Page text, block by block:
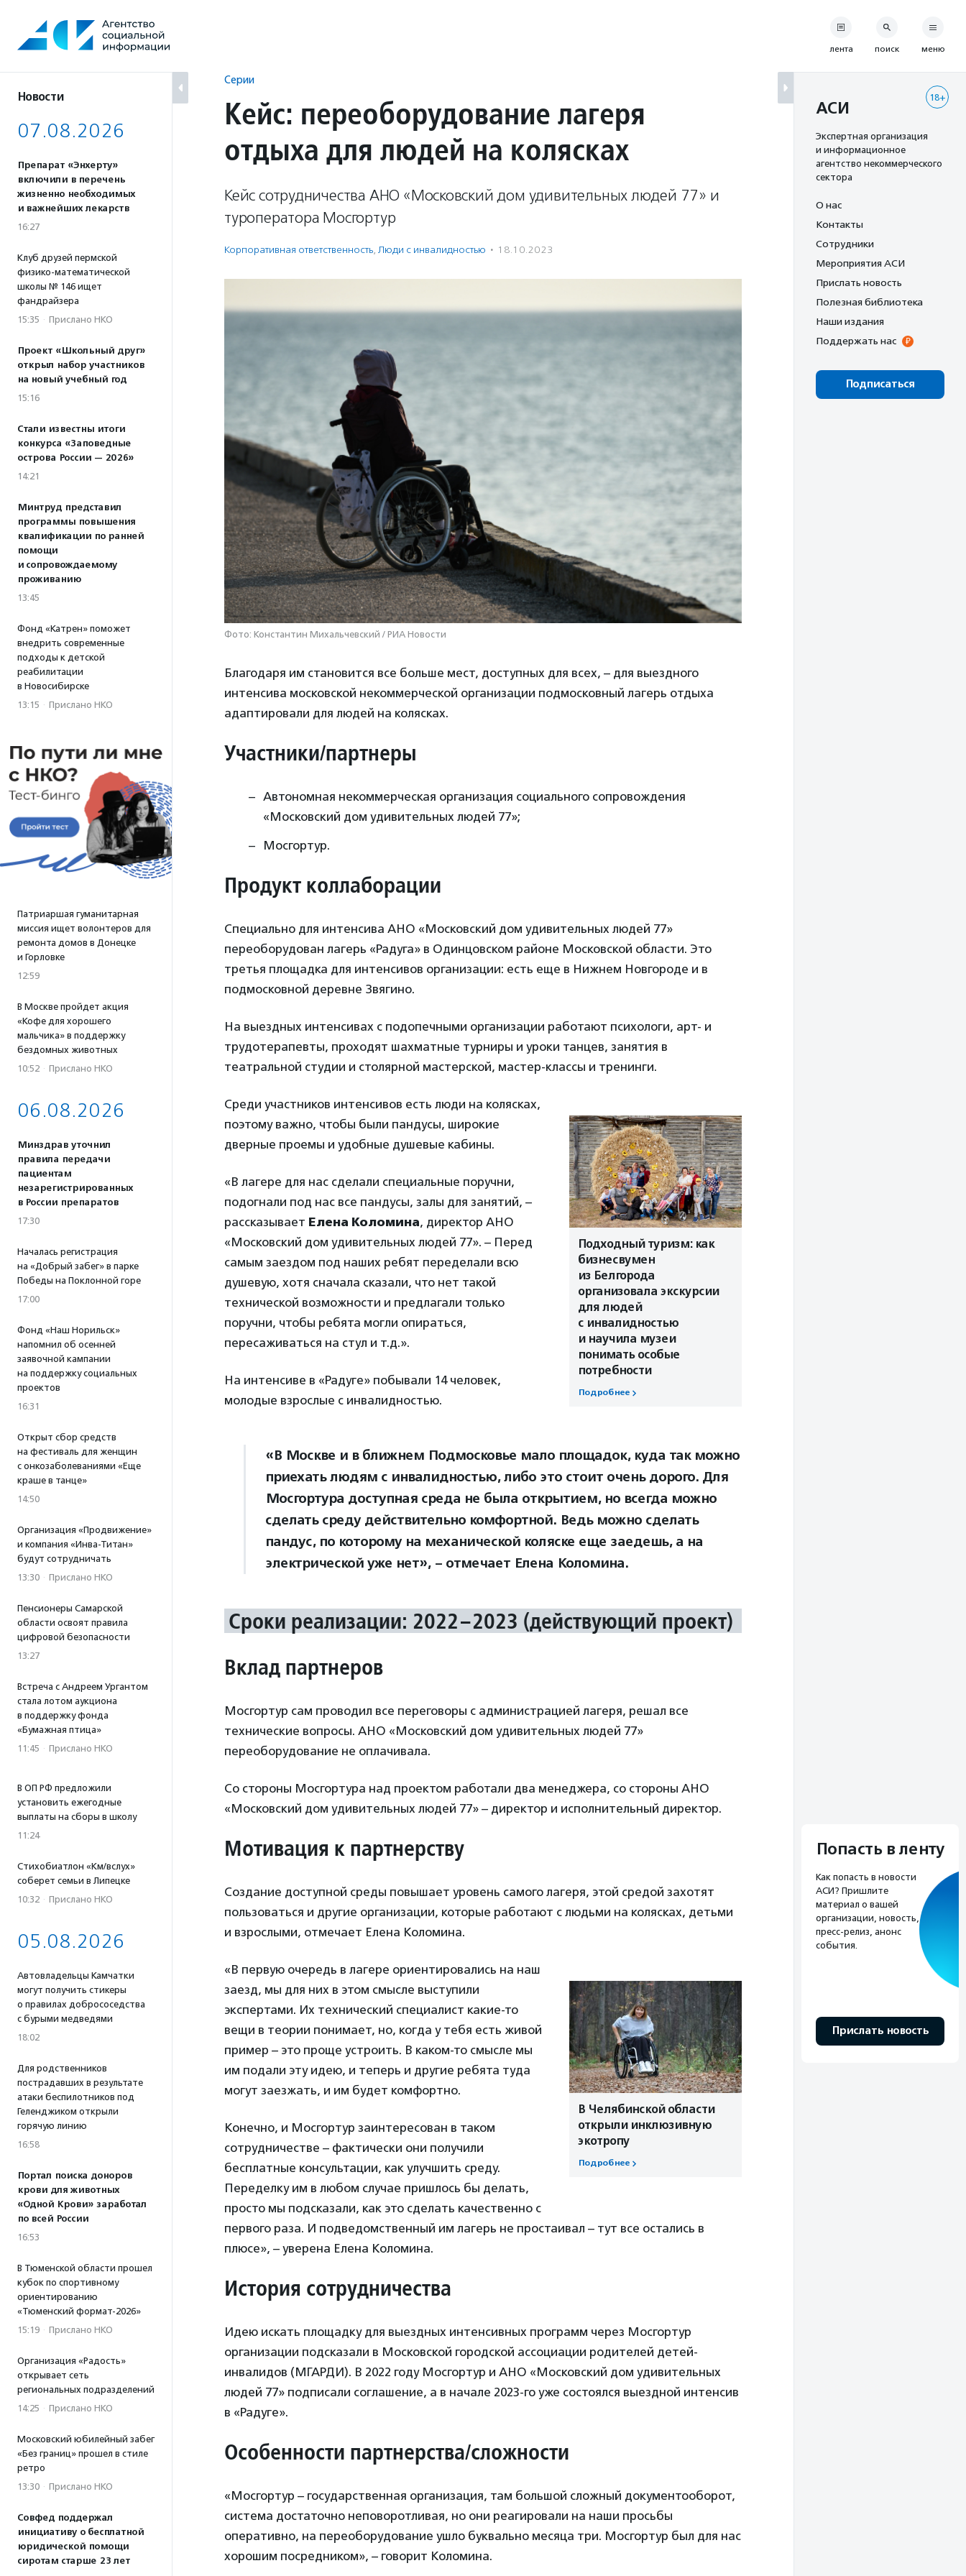
содержанию
Новости
07.08.2026
Препарат «Энхерту»
включили в перечень
жизненно необходимых
и важнейших лекарств
16:27
Клуб друзей пермской
физико-математической
школы № 146 ищет
фандрайзера
15:35 · Прислано НКО
Проект «Школьный друг»
открыл набор участников
на новый учебный год
15:16
Стали известны итоги
конкурса «Заповедные
острова России — 2026»
14:21
Минтруд представил
программы повышения
квалификации по ранней
помощи
и сопровождаемому
проживанию
13:45
Фонд «Катрен» поможет
внедрить современные
подходы к детской
реабилитации
в Новосибирске
13:15 · Прислано НКО
Патриаршая гуманитарная
миссия ищет волонтеров для
ремонта домов в Донецке
и Горловке
12:59
В Москве пройдет акция
«Кофе для хорошего
мальчика» в поддержку
бездомных животных
10:52 · Прислано НКО
06.08.2026
Минздрав уточнил
правила передачи
пациентам
незарегистрированных
в России препаратов
17:30
Началась регистрация
на «Добрый забег» в парке
Победы на Поклонной горе
17:00
Фонд «Наш Норильск»
напомнил об осенней
заявочной кампании
на поддержку социальных
проектов
16:31
Открыт сбор средств
на фестиваль для женщин
с онкозаболеваниями «Еще
краше в танце»
14:50
Организация «Продвижение»
и компания «Инва-Титан»
будут сотрудничать
13:30 · Прислано НКО
Пенсионеры Самарской
области освоят правила
цифровой безопасности
13:27
Встреча с Андреем Ургантом
стала лотом аукциона
в поддержку фонда
«Бумажная птица»
11:45 · Прислано НКО
В ОП РФ предложили
установить ежегодные
выплаты на сборы в школу
11:24
Стихобиатлон «Км/вслух»
соберет семьи в Липецке
10:32 · Прислано НКО
05.08.2026
Автовладельцы Камчатки
могут получить стикеры
о правилах добрососедства
с бурыми медведями
18:02
Для родственников
пострадавших в результате
атаки беспилотников под
Геленджиком открыли
горячую линию
16:58
Портал поиска доноров
крови для животных
«Одной Крови» заработал
по всей России
16:53
В Тюменской области прошел
кубок по спортивному
ориентированию
«Тюменский формат-2026»
15:19 · Прислано НКО
Организация «Радость»
открывает сеть
региональных подразделений
14:25 · Прислано НКО
Московский юбилейный забег
«Без границ» прошел в стиле
ретро
13:30 · Прислано НКО
Совфед поддержал
инициативу о бесплатной
юридической помощи
сиротам старше 23 лет
Серии
Кейс: переоборудование лагеря
отдыха для людей на колясках
Кейс сотрудничества АНО «Московский дом удивительных людей 77» и
туроператора Мосгортур
Корпоративная ответственность, Люди с инвалидностью · 18.10.2023
Фото: Константин Михальчевский / РИА Новости
Благодаря им становится все больше мест, доступных для всех, – для выездного
интенсива московской некоммерческой организации подмосковный лагерь отдыха
адаптировали для людей на колясках.
Участники/партнеры
Автономная некоммерческая организация социального сопровождения
«Московский дом удивительных людей 77»;
Мосгортур.
Продукт коллаборации
Специально для интенсива АНО «Московский дом удивительных людей 77»
переоборудован лагерь «Радуга» в Одинцовском районе Московской области. Это
третья площадка для интенсивов организации: есть еще в Нижнем Новгороде и в
подмосковной деревне Звягино.
На выездных интенсивах с подопечными организации работают психологи, арт- и
трудотерапевты, проходят шахматные турниры и уроки танцев, занятия в
театральной студии и столярной мастерской, мастер-классы и тренинги.
Подходный туризм: как
бизнесвумен
из Белгорода
организовала экскурсии
для людей
с инвалидностью
и научила музеи
понимать особые
потребности
Подробнее
Среди участников интенсивов есть люди на колясках,
поэтому важно, чтобы были пандусы, широкие
дверные проемы и удобные душевые кабины.
«В лагере для нас сделали специальные поручни,
подогнали под нас все пандусы, залы для занятий, –
рассказывает Елена Коломина, директор АНО
«Московский дом удивительных людей 77». – Перед
самым заездом под наших ребят переделали всю
душевую, хотя сначала сказали, что нет такой
технической возможности и предлагали только
поручни, чтобы ребята могли опираться,
пересаживаться на стул и т.д.».
На интенсиве в «Радуге» побывали 14 человек,
молодые взрослые с инвалидностью.
«В Москве и в ближнем Подмосковье мало площадок, куда так можно
приехать людям с инвалидностью, либо это стоит очень дорого. Для
Мосгортура доступная среда не была открытием, но всегда можно
сделать среду действительно комфортной. Ведь можно сделать
пандус, по которому на механической коляске еще заедешь, а на
электрической уже нет», – отмечает Елена Коломина.
Сроки реализации: 2022–2023 (действующий проект)
Вклад партнеров
Мосгортур сам проводил все переговоры с администрацией лагеря, решал все
технические вопросы. АНО «Московский дом удивительных людей 77»
переоборудование не оплачивала.
Со стороны Мосгортура над проектом работали два менеджера, со стороны АНО
«Московский дом удивительных людей 77» – директор и исполнительный директор.
Мотивация к партнерству
Создание доступной среды повышает уровень самого лагеря, этой средой захотят
пользоваться и другие организации, которые работают с людьми на колясках, детьми
и взрослыми, отмечает Елена Коломина.
В Челябинской области
открыли инклюзивную
экотропу
Подробнее
«В первую очередь в лагере ориентировались на наш
заезд, мы для них в этом смысле выступили
экспертами. Их технический специалист какие-то
вещи в теории понимает, но, когда у тебя есть живой
пример – это проще устроить. В каком-то смысле мы
им подали эту идею, и теперь и другие ребята туда
могут заезжать, и им будет комфортно.
Конечно, и Мосгортур заинтересован в таком
сотрудничестве – фактически они получили
бесплатные консультации, как улучшить среду.
Переделку им в любом случае пришлось бы делать,
просто мы подсказали, как это сделать качественно с
первого раза. И подведомственный им лагерь не простаивал – тут все остались в
плюсе», – уверена Елена Коломина.
История сотрудничества
Идею искать площадку для выездных интенсивных программ через Мосгортур
организации подсказали в Московской городской ассоциации родителей детей-
инвалидов (МГАРДИ). В 2022 году Мосгортур и АНО «Московский дом удивительных
людей 77» подписали соглашение, а в начале 2023-го уже состоялся выездной интенсив
в «Радуге».
Особенности партнерства/сложности
«Мосгортур – государственная организация, там большой сложный документооборот,
система достаточно неповоротливая, но они реагировали на наши просьбы
оперативно, на переоборудование ушло буквально месяца три. Мосгортур был для нас
хорошим посредником», – говорит Коломина.
лента поиск меню
18+
АСИ
Экспертная организация
и информационное
агентство некоммерческого
сектора
О нас
Контакты
Сотрудники
Мероприятия АСИ
Прислать новость
Полезная библиотека
Наши издания
Поддержать нас
Подписаться
Попасть в ленту
Как попасть в новости
АСИ? Пришлите
материал о вашей
организации, новость,
пресс-релиз, анонс
события.
Прислать новость